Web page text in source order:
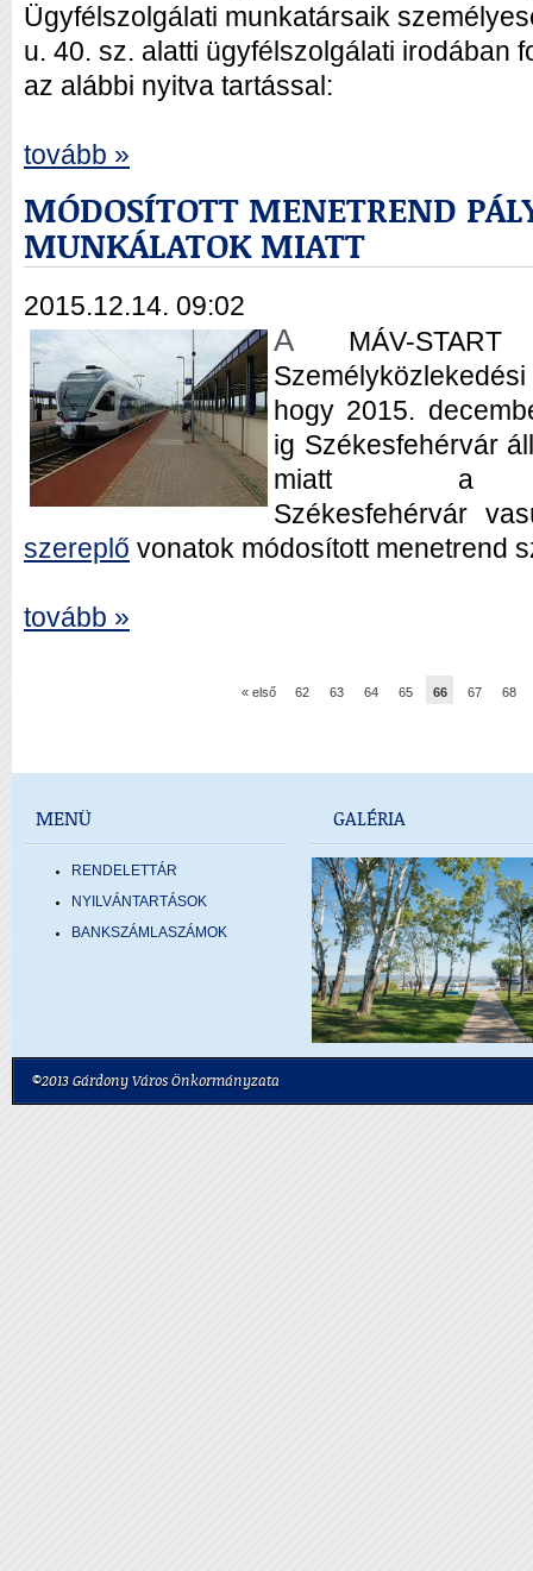
Ügyfélszolgálati munkatársaik
u. 40. sz. alatti ügyfélszolgálati irodában
az alábbi nyitva tartással:
tovább »
MÓDOSÍTOTT MENETREND
MUNKÁLATOK MIATT
2015.12.14. 09:02
A MÁV-
hogy 2015.
ig Székesfehérvár
miatt a
Székesfehérvár
szereplő vonatok módosított menetrend
tovább »
« első 62 63 64 65 66 67 68
MENÜ
RENDELETTÁR
NYILVÁNTARTÁSOK
BANKSZÁMLASZÁMOK
GALÉRIA
©2013 Gárdony Város Önkormányzata